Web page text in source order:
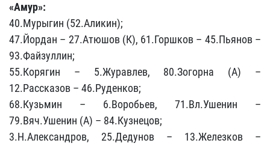
«Амур»:
40.Мурыгин (52.Аликин);
47.Йордан – 27.Атюшов (К), 61.Горшков – 45.Пьянов –
93.Файзуллин;
55.Корягин – 5.Журавлев, 80.Зогорна (А) –
12.Рассказов – 46.Руденков;
68.Кузьмин – 6.Воробьев, 71.Вл.Ушенин –
79.Вяч.Ушенин (А) – 84.Кузнецов;
3.Н.Александров, 25.Дедунов – 13.Железков –